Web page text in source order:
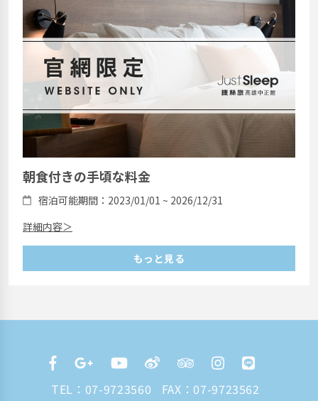
朝食付きの手頃な料金
宿泊可能期間：2023/01/01 ~ 2026/12/31
詳細内容＞
もっと見る
TEL： 07-9723560
FAX：07-9723562